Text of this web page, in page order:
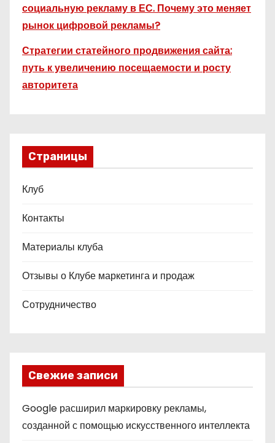
социальную рекламу в ЕС. Почему это меняет
рынок цифровой рекламы?
Стратегии статейного продвижения сайта:
путь к увеличению посещаемости и росту
авторитета
Страницы
Клуб
Контакты
Материалы клуба
Отзывы о Клубе маркетинга и продаж
Сотрудничество
Свежие записи
Google расширил маркировку рекламы,
созданной с помощью искусственного интеллекта